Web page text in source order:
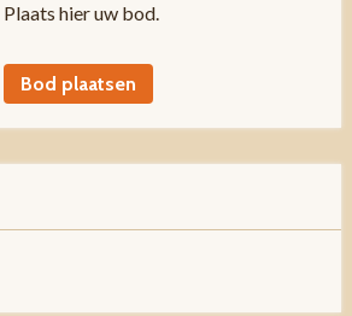
Plaats hier uw bod.
Bod plaatsen